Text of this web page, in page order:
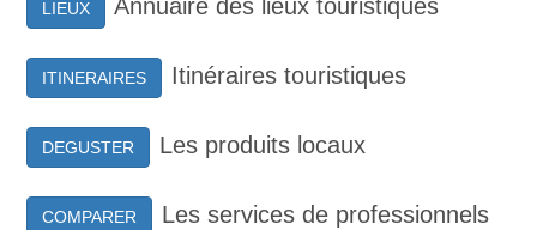
LIEUX Annuaire des lieux touristiques
ITINERAIRES Itinéraires touristiques
DEGUSTER Les produits locaux
COMPARER Les services de professionnels